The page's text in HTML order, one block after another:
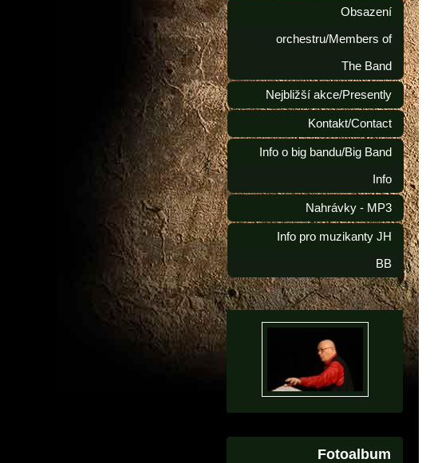
Obsazení
orchestru/Members of
The Band
Nejbližší akce/Presently
Kontakt/Contact
Info o big bandu/Big Band
Info
Nahrávky - MP3
Info pro muzikanty JH
BB
Fotoalbum